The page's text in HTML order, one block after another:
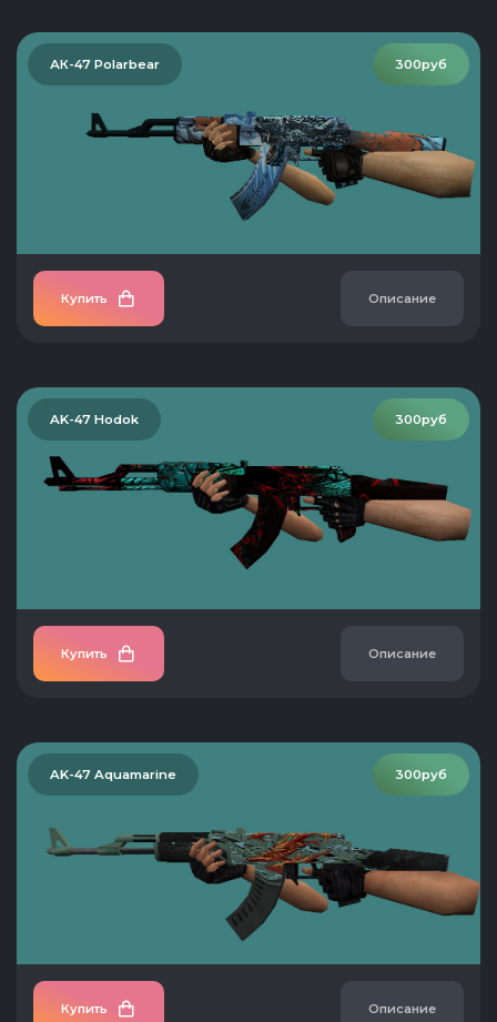
300руб
АК-47 Polarbear
Купить Описание
300руб
AK-47 Hodok
Купить Описание
300руб
AK-47 Aquamarine
Купить Описание